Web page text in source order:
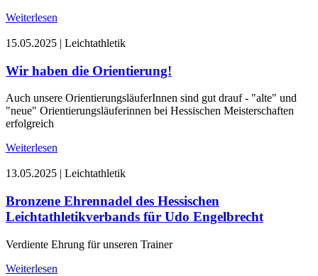
Weiterlesen
15.05.2025 | Leichtathletik
Wir haben die Orientierung!
Auch unsere OrientierungsläuferInnen sind gut drauf - "alte" und
"neue" Orientierungsläuferinnen bei Hessischen Meisterschaften
erfolgreich
Weiterlesen
13.05.2025 | Leichtathletik
Bronzene Ehrennadel des Hessischen
Leichtathletikverbands für Udo Engelbrecht
Verdiente Ehrung für unseren Trainer
Weiterlesen